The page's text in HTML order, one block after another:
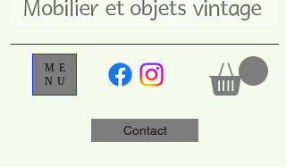
Contact
ME
NU